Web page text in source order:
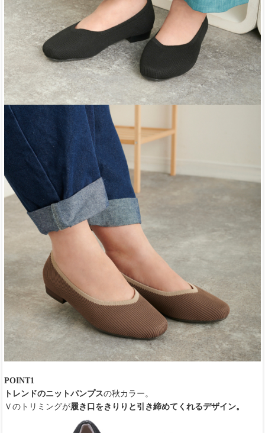
POINT1
トレンドのニットパンプスの秋カラー。
Ｖのトリミングが履き口をきりりと引き締めてくれるデザイン。